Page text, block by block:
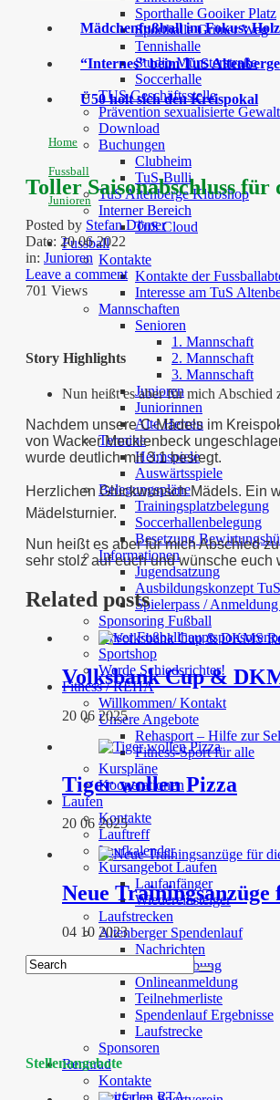
Sporthalle Gooiker Platz
Sporthalle Grüner Weg
Tennishalle
Studio Münsterstraße
Soccerhalle
TUS Geschäftsstelle
Prävention sexualisierte Gewalt
Download
Buchungen
Clubheim
TuS-Bulli
TuS Altenberge Klubshop
Interner Bereich
TuS Cloud
Fussball
Kontakte
Kontakte der
Interesse am TuS
Mannschaften
Senioren
1. Mannschaft
2. Mannschaft
3. Mannschaft
Junioren
Juniorinnen
Alte Herren
Termine
Heimspiele
Auswärtsspiele
Belegungspläne
Trainingsplatzbelegung
Soccerhallenbelegung
Besetzung
Informationen
Jugendsatzung
Ausbildungskonzept
Spielerpass /
Sponsoring Fußball
Unser
Sportshop
Werde Schiedsrichter!
Fitness / REHA
Willkommen/ Kontakt
Unsere Angebote
Rehasport – Hilfe zur
Fitness-Sport für alle
Kurspläne
Kooperationen
Laufen
Kontakte
Lauftreff
Laufkalender
Kursangebot Laufen
Laufanfänger
Wiedereinsteiger
Laufstrecken
Altenberger Spendenlauf
Nachrichten
Ausschreibung
Onlineanmeldung
Teilnehmerliste
Spendenlauf Ergebnisse
Laufstrecke
Sponsoren
Rennrad
Kontakte
Leitfaden RTA
Mädchenfußball im Fokus:
“Internes” beim TuS Altenberge
Ü50 holt sich den Kreispokal
Home
Fussball
Junioren
Toller Saisonabschluss
Posted by Stefan Dömer
Date: 20 06 2022
in: Junioren
Leave a comment
701 Views
Story Highlights
Nun heißt es aber für mich Abschied
Nachdem unsere C-Mädels im
von Wacker Mecklenbeck
wurde deutlich mit 3:1 besiegt.
Herzlichen Glückwunsch Mädels. Ein
Mädelsturnier.
Nun heißt es aber für mich Abschied
sehr stolz auf euch und wünsche
Related posts
Volksbank Cup &
20 06 2025
Tiger wollen Pizza
20 06 2025
Neue Trainingsanzüge
04 10 2023
Stellenangebote